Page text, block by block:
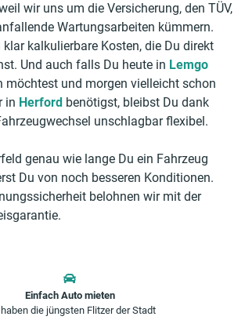
wir uns um die Versicherung, den TÜV,
Wartungsarbeiten kümmern.
kalkulierbare Kosten, die Du direkt
Und auch falls Du heute in Lemgo
möchtest und morgen vielleicht schon
in Herford benötigst, bleibst Du dank
unschlagbar flexibel.
genau wie lange Du ein Fahrzeug
Du von noch besseren Konditionen.
belohnen wir mit der
Einfach Auto mieten
die jüngsten Flitzer der Stadt